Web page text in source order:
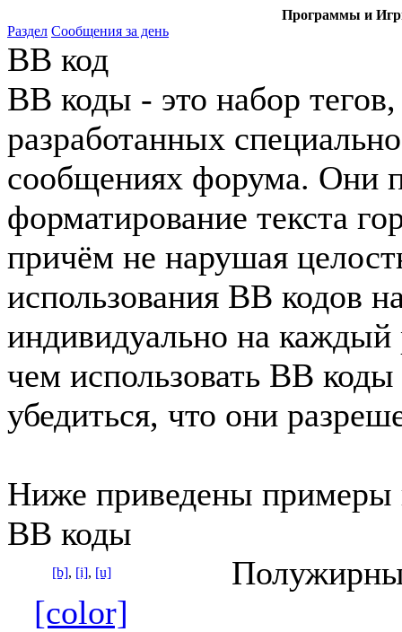
Программы и
Раздел Сообщения за день
BB код
BB коды - это набор
разработанных
сообщениях форума. Они
форматирование текста
причём не нарушая
использования BB кодов
индивидуально на
чем использовать BB
убедиться, что они
Ниже приведены примеры
BB коды
[b], [i], [u]
[color]